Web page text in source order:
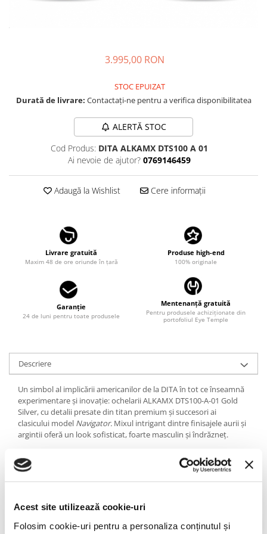
Acest site utilizează cookie-uri
Folosim cookie-uri pentru a personaliza conținutul și
Last Chance %
Last chance %
FACE A FACE
GIORGIO ARMANI
LA LOOP
MATSUDA
MAYBACH
MIU MIU
MONT BLANC
MYKITA
OAKLEY
ORGREEN
OXIBIS
3.995,00 RON
STOC EPUIZAT
Durată de livrare: Contactați-ne pentru a verifica disponibilitatea
ALERTĂ STOC
Cod Produs: DITA ALKAMX DTS100 A 01
Ai nevoie de ajutor? 0769146459
Adaugă la Wishlist Cere informații
Livrare gratuită
Maxim 48 de ore oriunde în țară
Produse high-end
100% originale
Garanție
24 de luni pentru toate produsele
Mentenanță gratuită
Pentru produsele achiziționate din
portofoliul Eye Temple
Descriere
Un simbol al implicării americanilor de la DITA în tot ce înseamnă
experimentare și inovație: ochelarii ALKAMX DTS100-A-01 Gold
Silver, cu detalii presate din titan premium și succesori ai
clasicului model Navigator. Mixul intrigant dintre finisajele aurii și
argintii oferă un look sofisticat, foarte masculin și îndrăzneț.
Despre DITA
DITA are o istorie de peste 25 de ani în domeniul opticii de top,
precum Brad Pitt, Lady Gaga și Jamie Foxx fac parte dintre
perfecționarea ochelarilor de soare și de vedere.